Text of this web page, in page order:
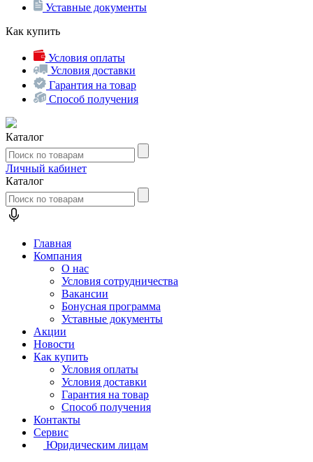
Уставные документы
Как купить
Условия оплаты
Условия доставки
Гарантия на товар
Способ получения
Каталог
Личный кабинет
Каталог
Главная
Компания
О нас
Условия сотрудничества
Вакансии
Бонусная программа
Уставные документы
Акции
Новости
Как купить
Условия оплаты
Условия доставки
Гарантия на товар
Способ получения
Контакты
Сервис
Юридическим лицам